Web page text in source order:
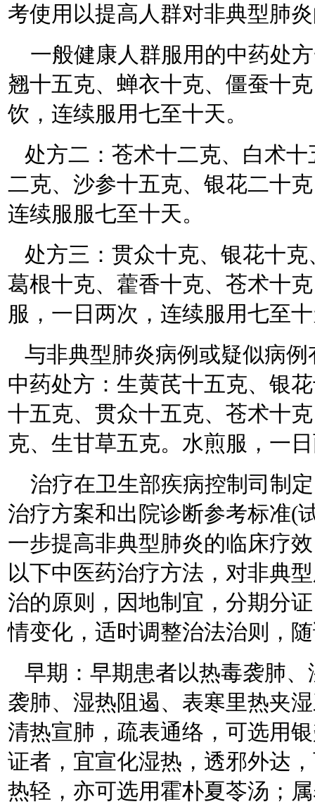
考使用以提高人群对非典型肺
一般健康人群服用的中药处
翘十五克、蝉衣十克、僵蚕十
饮，连续服用七至十天。
处方二：苍术十二克、白术
二克、沙参十五克、银花二十
连续服服七至十天。
处方三：贯众十克、银花十
葛根十克、藿香十克、苍术十
服，一日两次，连续服用七至
与非典型肺炎病例或疑似病
中药处方：生黄芪十五克、银
十五克、贯众十五克、苍术十
克、生甘草五克。水煎服，一
治疗在卫生部疾病控制司制
治疗方案和出院诊断参考标准(
一步提高非典型肺炎的临床疗
以下中医药治疗方法，对非典
治的原则，因地制宜，分期分
情变化，适时调整治法治则，
早期：早期患者以热毒袭肺
袭肺、湿热阻遏、表寒里热夹
清热宣肺，疏表通络，可选用
证者，宜宣化湿热，透邪外达
热轻，亦可选用霍朴夏苓汤；